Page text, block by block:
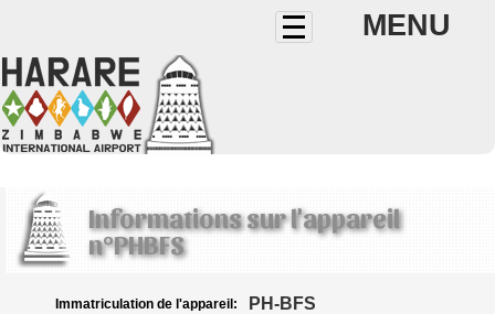
MENU
Informations sur l'appareil
n°PHBFS
Immatriculation de l'appareil: PH-BFS